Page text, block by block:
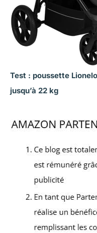
Test : poussette
jusqu’à 22 kg